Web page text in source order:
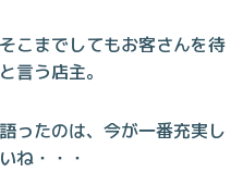
こまでしてもお客さんを待
言う店主。
ったのは、今が一番充実し
ね・・・